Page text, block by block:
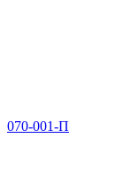
070-001-П